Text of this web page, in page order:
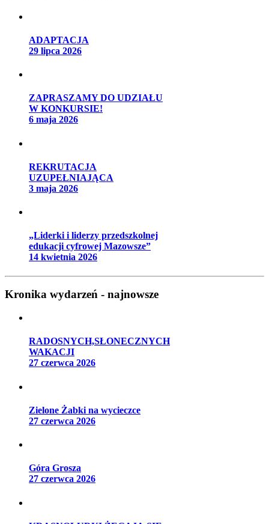
ADAPTACJA
29 lipca 2026
ZAPRASZAMY DO UDZIAŁU
W KONKURSIE!
6 maja 2026
REKRUTACJA
UZUPEŁNIAJĄCA
3 maja 2026
„Liderki i liderzy przedszkolnej
edukacji cyfrowej Mazowsze”
14 kwietnia 2026
Kronika wydarzeń - najnowsze
RADOSNYCH,SŁONECZNYCH
WAKACJI
27 czerwca 2026
Zielone Żabki na wycieczce
27 czerwca 2026
Góra Grosza
27 czerwca 2026